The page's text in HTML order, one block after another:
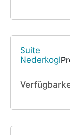
Suite
Nederkogl